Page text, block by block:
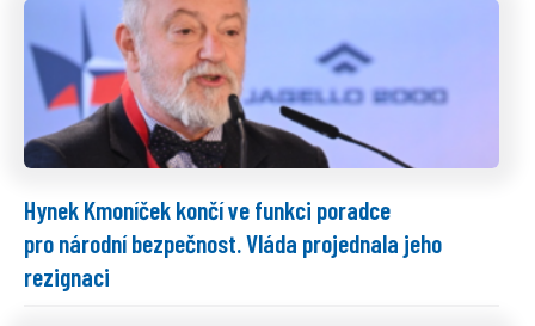
Hynek Kmoníček končí ve funkci poradce
pro národní bezpečnost. Vláda projednala jeho
rezignaci